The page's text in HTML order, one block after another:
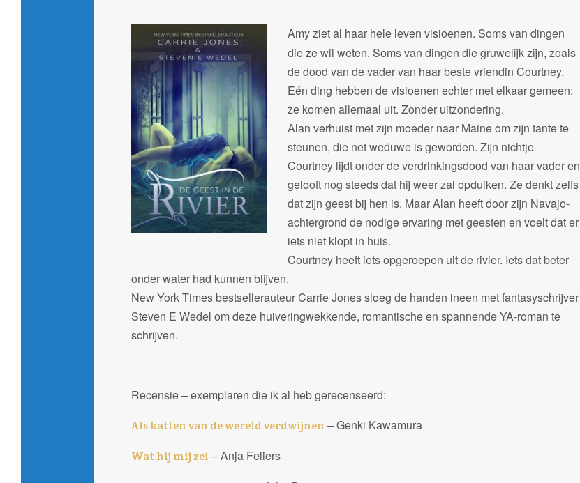
Amy ziet al haar hele leven visioenen. Soms van dingen
die ze wil weten. Soms van dingen die gruwelijk zijn, zoals
de dood van de vader van haar beste vriendin Courtney.
Eén ding hebben de visioenen echter met elkaar gemeen:
ze komen allemaal uit. Zonder uitzondering.
Alan verhuist met zijn moeder naar Maine om zijn tante te
steunen, die net weduwe is geworden. Zijn nichtje
Courtney lijdt onder de verdrinkingsdood van haar vader en
gelooft nog steeds dat hij weer zal opduiken. Ze denkt zelfs
dat zijn geest bij hen is. Maar Alan heeft door zijn Navajo-
achtergrond de nodige ervaring met geesten en voelt dat er
iets niet klopt in huis.
Courtney heeft iets opgeroepen uit de rivier. Iets dat beter
onder water had kunnen blijven.
New York Times bestsellerauteur Carrie Jones sloeg de handen ineen met fantasyschrijver
Steven E Wedel om deze huiveringwekkende, romantische en spannende YA-roman te
schrijven.
Recensie – exemplaren die ik al heb gerecenseerd:
Als katten van de wereld verdwijnen – Genki Kawamura
Wat hij mij zei – Anja Feliers